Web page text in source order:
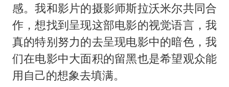
感。我和影片的摄影师斯拉沃米尔共同合
作，想找到呈现这部电影的视觉语言，我
真的特别努力的去呈现电影中的暗色，我
们在电影中大面积的留黑也是希望观众能
用自己的想象去填满。